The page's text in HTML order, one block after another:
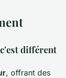
différent
, offrant des